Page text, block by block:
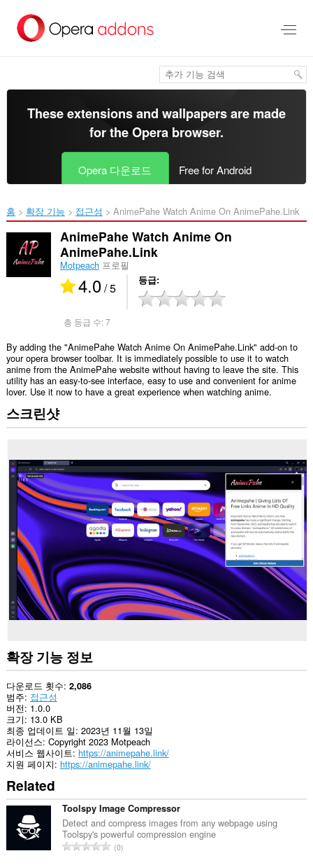
건
These extensions and wallpapers are made
for theOpera browser.
Opera 다운로드 Free for Android
홈 확장 기능 접근성 AnimePahe Watch Anime On AnimePahe.Link‎
AnimePahe Watch Anime On
AnimePahe.Link
Motpeach프로필
4.0/ 5 등급
총 등급 수:7
By adding the "AnimePahe Watch Anime On AnimePahe.Link" add-on to
your opera browser toolbar. It is immediately possible to use it to watch
anime from the AnimePahe website without having to leave the site. This
utility has an easy-to-see interface, easy to use and convenient for anime
lover. Use it now to have a great experience when watching anime.
스크린샷
확장 기능 정보
다운로드 횟수 2,086
범주 접근성
버전 1.0.0
크기 13.0 KB
최종 업데이트 일 2023년 11월 13일
라이선스 Copyright 2023 Motpeach
서비스 웹사이트 https://animepahe.link/
지원 페이지 https://animepahe.link/
Related
Toolspy Image Compressor
Detect and compress images from any webpage using
Toolspy's powerful compression engine
총
0